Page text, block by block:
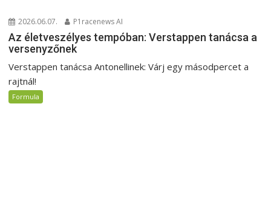
2026.06.07. P1racenews AI
Az életveszélyes tempóban: Verstappen tanácsa a
versenyzőnek
Verstappen tanácsa Antonellinek: Várj egy másodpercet a
rajtnál!
Formula